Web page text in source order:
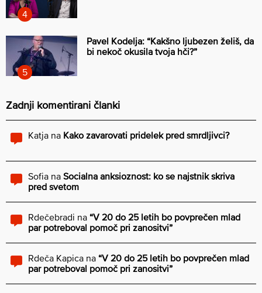
Pavel Kodelja: “Kakšno ljubezen želiš, da
bi nekoč okusila tvoja hči?”
Zadnji komentirani članki
Katja na Kako zavarovati pridelek pred smrdljivci?
Sofia na Socialna anksioznost: ko se najstnik skriva
pred svetom
Rdečebradi na “V 20 do 25 letih bo povprečen mlad
par potreboval pomoč pri zanositvi”
Rdeča Kapica na “V 20 do 25 letih bo povprečen mlad
par potreboval pomoč pri zanositvi”